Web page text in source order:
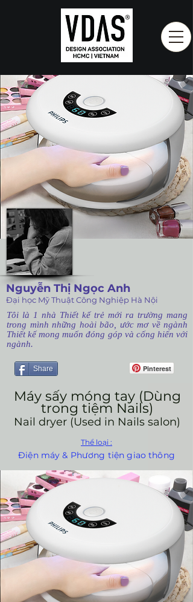
Nguyễn Thị Ngọc Anh
Đại học Mỹ Thuật Công Nghiệp Hà Nội
Tôi là 1 nhà Thiết kế trẻ mới ra trường mang
trong mình những hoài bão, ước mơ về ngành
Thiết kế mong muốn đóng góp và cống hiến với
ngành.
Share Pinterest
Máy sấy móng tay (Dùng
trong tiệm Nails)
Nail dryer (Used in Nails salon)
Thể loại :
Điện máy & Phương tiện giao thông